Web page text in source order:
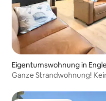
Eigentumswohnung in
Ganze Strandwohnung!